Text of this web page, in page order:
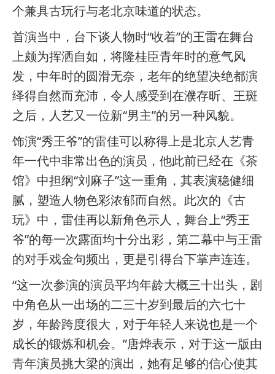
个兼具古玩行与老北京味道的状态。
首演当中，台下谈人物时“收着”的王雷在舞台
上颇为挥洒自如，将隆桂臣青年时的意气风
发，中年时的圆滑无奈，老年的绝望决绝都演
绎得自然而充沛，令人感受到在濮存昕、王斑
之后，人艺又一位新“男主”的另一种风貌。
饰演“秀王爷”的雷佳可以称得上是北京人艺青
年一代中非常出色的演员，他此前已经在《茶
馆》中担纲“刘麻子”这一重角，其表演稳健细
腻，塑造人物色彩浓郁而自然。此次的《古
玩》中，雷佳再以新角色示人，舞台上“秀王
爷”的每一次露面均十分出彩，第二幕中与王雷
的对手戏金句频出，更是引得台下掌声连连。
“这一次参演的演员平均年龄大概三十出头，剧
中角色从一出场的二三十岁到最后的六七十
岁，年龄跨度很大，对于年轻人来说也是一个
成长的锻炼和机会。”唐烨表示，对于这一版由
青年演员挑大梁的演出，她有足够的信心使其